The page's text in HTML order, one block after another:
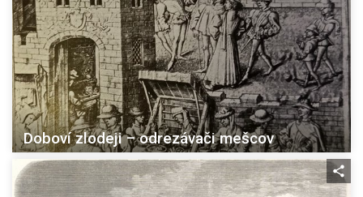
Doboví zlodeji – odrezávači mešcov